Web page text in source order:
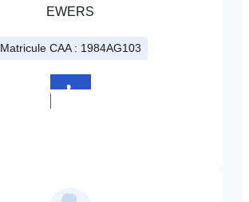
EWERS
Matricule CAA : 1984AG103